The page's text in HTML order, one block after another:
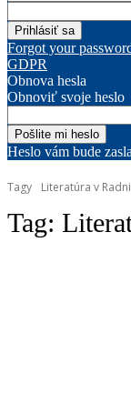
Forgot your
GDPR
Obnova hesla
Obnoviť svoje heslo
Heslo vám bude
Tagy Literatúra v
Tag: